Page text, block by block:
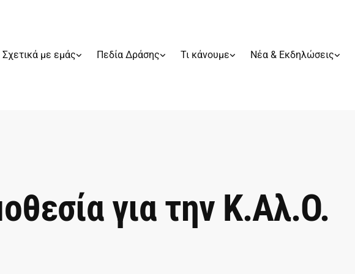
Σχετικά με εμάς Πεδία Δράσης Τι κάνουμε Νέα & Εκδηλώσεις
για την Κ.Αλ.Ο.